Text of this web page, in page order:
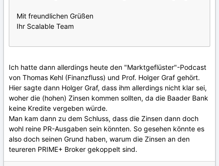
Mit freundlichen Grüßen
Ihr Scalable Team
Ich hatte dann allerdings heute den "Marktgeflüster"-Podcast
von Thomas Kehl (Finanzfluss) und Prof. Holger Graf gehört.
Hier sagte dann Holger Graf, dass ihm allerdings nicht klar sei,
woher die (hohen) Zinsen kommen sollten, da die Baader Bank
keine Kredite vergeben würde.
Man kam dann zu dem Schluss, dass die Zinsen dann doch
wohl reine PR-Ausgaben sein könnten. So gesehen könnte es
also doch seinen Grund haben, warum die Zinsen an den
teureren PRIME+ Broker gekoppelt sind.